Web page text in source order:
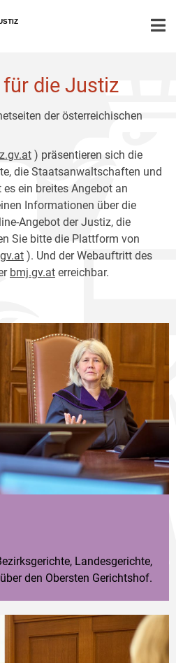
die Justiz
der österreichischen
) präsentieren sich die
die Staatsanwaltschaften und
ein breites Angebot an
Informationen über die
Angebot der Justiz, die
Sie bitte die Plattform von
). Und der Webauftritt des
bmj.gv.at erreichbar.
Landesgerichte,
den Obersten Gerichtshof.